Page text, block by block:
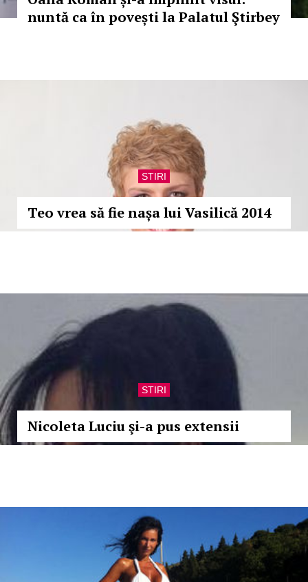
nuntă ca în povești la Palatul Ştirbey
STIRI
Teo vrea să fie nașa lui Vasilică 2014
STIRI
Nicoleta Luciu şi-a pus extensii